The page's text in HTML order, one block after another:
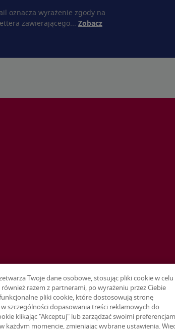
oznacza wyrażenie zgody na
zawierającego... Zobacz
cookie
Twoje dane osobowe, stosując pliki cookie w celu
razem z partnerami, po wyrażeniu przez Ciebie
pliki cookie, które dostosowują stronę
szczególności dopasowania treści reklamowych do
klikając "Akceptuj" lub zarządzać swoimi
każdym momencie, zmieniając wybrane ustawienia.